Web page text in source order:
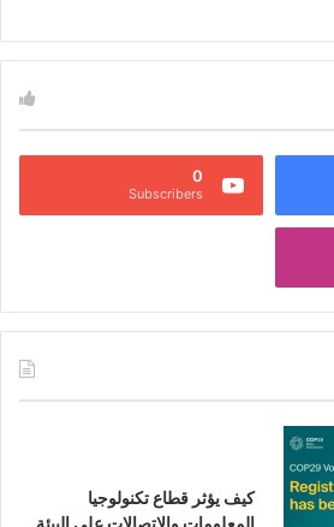
0
Subscribers
كيف يؤثر قطاع تكنولوجيا
المعلومات والاتصالات على البيئة